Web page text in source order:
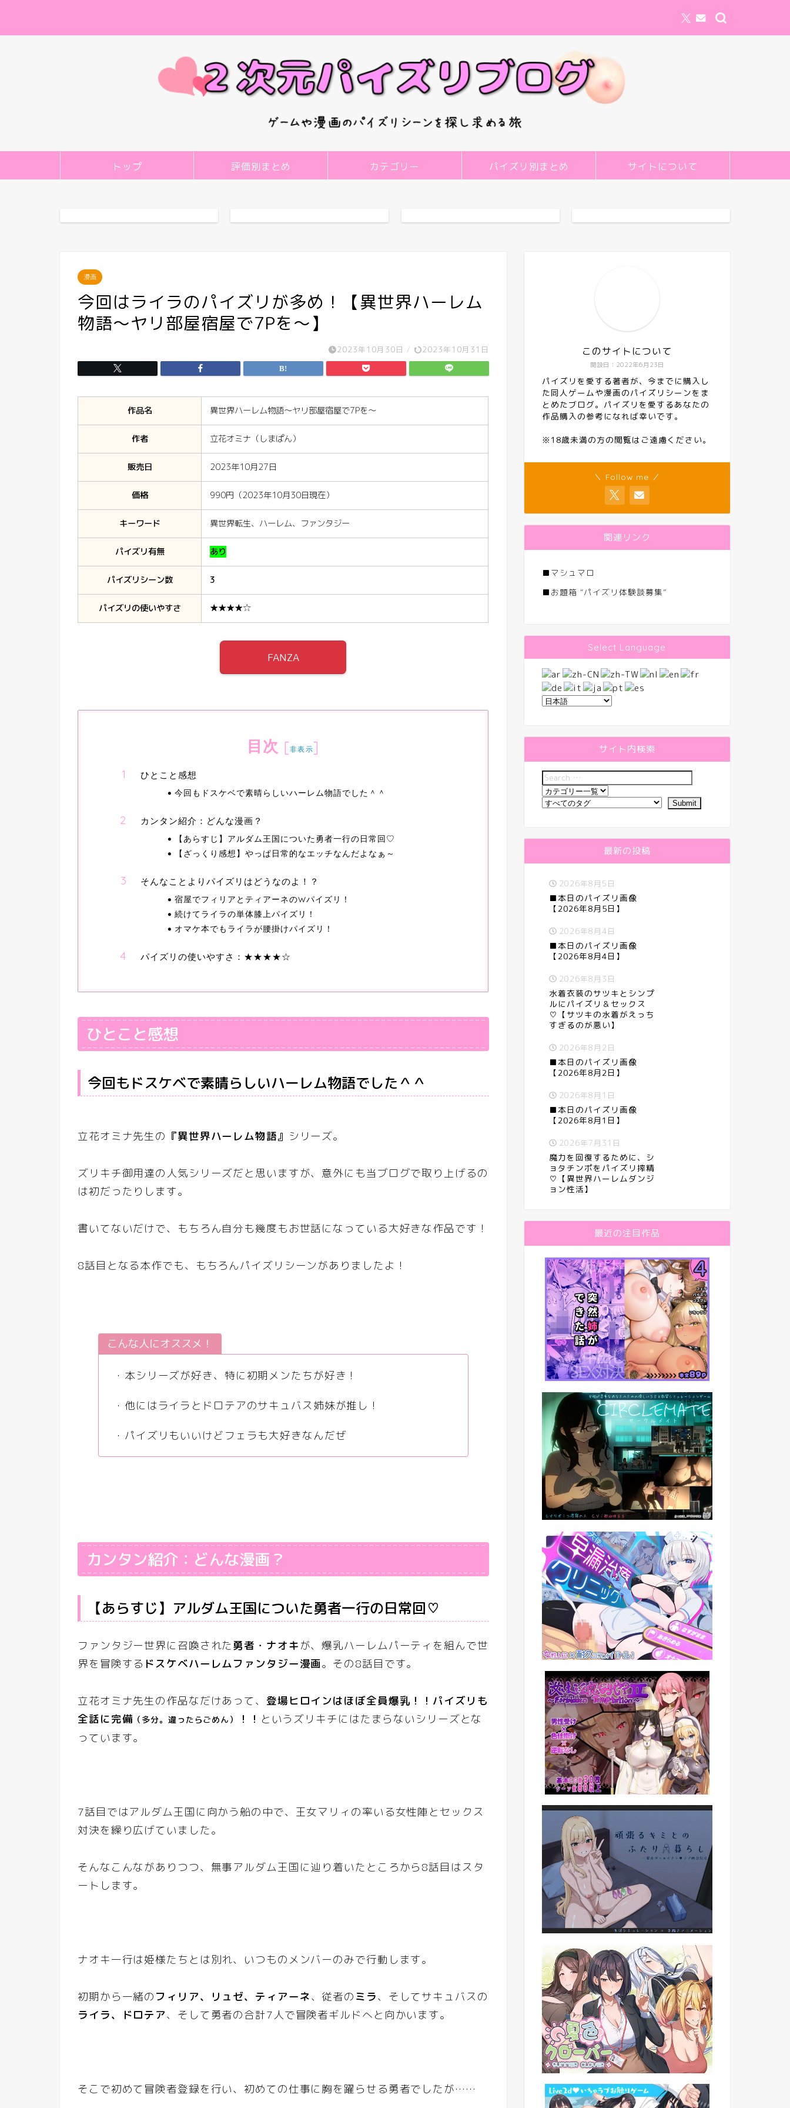
トップ 評価別まとめ カテゴリー パイズリ別まとめ サイトについて
漫画
今回はライラのパイズリが多め！【異世界ハーレム
物語〜ヤリ部屋宿屋で7Pを〜】
2023年10月30日 / 2023年10月31日
作品名 異世界ハーレム物語〜ヤリ部屋宿屋で7Pを〜
作者 立花オミナ（しまぱん）
販売日 2023年10月27日
価格 990円（2023年10月30日現在）
キーワード 異世界転生、ハーレム、ファンタジー
パイズリ有無 あり
パイズリシーン数 3
パイズリの使いやすさ ★★★★☆
FANZA
目次 [非表示]
ひとこと感想
今回もドスケベで素晴らしいハーレム物語でした＾＾
カンタン紹介：どんな漫画？
【あらすじ】アルダム王国についた勇者一行の日常回♡
【ざっくり感想】やっぱ日常的なエッチなんだよなぁ～
そんなことよりパイズリはどうなのよ！？
宿屋でフィリアとティアーネのWパイズリ！
続けてライラの単体膝上パイズリ！
オマケ本でもライラが腰掛けパイズリ！
パイズリの使いやすさ：★★★★☆
ひとこと感想
今回もドスケベで素晴らしいハーレム物語でした＾＾
立花オミナ先生の 『異世界ハーレム物語』 シリーズ。
ズリキチ御用達の人気シリーズだと思いますが、意外にも当ブログで取り上げるの
は初だったりします。
書いてないだけで、もちろん自分も幾度もお世話になっている大好きな作品です！
8話目となる本作でも、もちろんパイズリシーンがありましたよ！
こんな人にオススメ！
・本シリーズが好き、特に初期メンたちが好き！
・他にはライラとドロテアのサキュバス姉妹が推し！
・パイズリもいいけどフェラも大好きなんだぜ
カンタン紹介：どんな漫画？
【あらすじ】アルダム王国についた勇者一行の日常回♡
ファンタジー世界に召喚された勇者・ナオキ が、爆乳ハーレムパーティを組んで世
界を冒険する ドスケベハーレムファンタジー漫画。その8話目です。
立花オミナ先生の作品なだけあって、 登場ヒロインはほぼ全員爆乳！！パイズリも
全話に完備 （多分。違ったらごめん） ！！ というズリキチにはたまらないシリーズとな
っています。
7話目ではアルダム王国に向かう船の中で、王女マリィの率いる女性陣とセックス
対決を繰り広げていました。
そんなこんながありつつ、無事アルダム王国に辿り着いたところから8話目はスタ
ートします。
ナオキ一行は姫様たちとは別れ、いつものメンバーのみで行動します。
初期から一緒の フィリア、リュゼ、ティアーネ、従者の ミラ、そしてサキュバスの
ライラ、ドロテア、そして勇者の合計7人で冒険者ギルドへと向かいます。
そこで初めて冒険者登録を行い、初めての仕事に胸を躍らせる勇者でしたが……
開設日：2022年6月23日
このサイトについて
パイズリを愛する著者が、今までに購入し
た同人ゲームや漫画のパイズリシーンをま
とめたブログ。パイズリを愛するあなたの
作品購入の参考になれば幸いです。
※18歳未満の方の閲覧はご遠慮ください。
＼ Follow me ／
関連リンク
■ マシュマロ
■ お題箱 “パイズリ体験談募集”
Select Language
サイト内検索
最新の投稿
2026年8月5日
■本日のパイズリ画像
【2026年8月5日】
2026年8月4日
■本日のパイズリ画像
【2026年8月4日】
2026年8月3日
水着衣装のサツキとシンプ
ルにパイズリ＆セックス
♡【サツキの水着がえっち
すぎるのが悪い】
2026年8月2日
■本日のパイズリ画像
【2026年8月2日】
2026年8月1日
■本日のパイズリ画像
【2026年8月1日】
2026年7月31日
魔力を回復するために、シ
ョタチンポをパイズリ搾精
♡【異世界ハーレムダンジ
ョン性活】
最近の注目作品